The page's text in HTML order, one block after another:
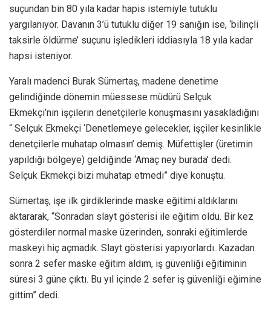
suçundan bin 80 yıla kadar hapis istemiyle tutuklu
yargılanıyor. Davanın 3’ü tutuklu diğer 19 sanığın ise, ‘bilinçli
taksirle öldürme’ suçunu işledikleri iddiasıyla 18 yıla kadar
hapsi isteniyor.
Yaralı madenci Burak Sümertaş, madene denetime
gelindiğinde dönemin müessese müdürü Selçuk
Ekmekçi’nin işçilerin denetçilerle konuşmasını yasakladığını
“ Selçuk Ekmekçi ‘Denetlemeye gelecekler, işçiler kesinlikle
denetçilerle muhatap olmasın’ demiş. Müfettişler (üretimin
yapıldığı bölgeye) geldiğinde ‘Amaç ney burada’ dedi.
Selçuk Ekmekçi bizi muhatap etmedi” diye konuştu.
Sümertaş, işe ilk girdiklerinde maske eğitimi aldıklarını
aktararak, “Sonradan slayt gösterisi ile eğitim oldu. Bir kez
gösterdiler normal maske üzerinden, sonraki eğitimlerde
maskeyi hiç açmadık. Slayt gösterisi yapıyorlardı. Kazadan
sonra 2 sefer maske eğitim aldım, iş güvenliği eğitiminin
süresi 3 güne çıktı. Bu yıl içinde 2 sefer iş güvenliği eğimine
gittim” dedi.